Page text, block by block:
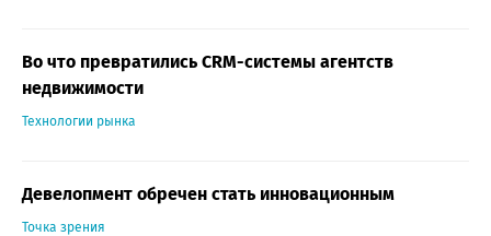
Во что превратились CRM-системы агентств
недвижимости
Технологии рынка
Девелопмент обречен стать инновационным
Точка зрения